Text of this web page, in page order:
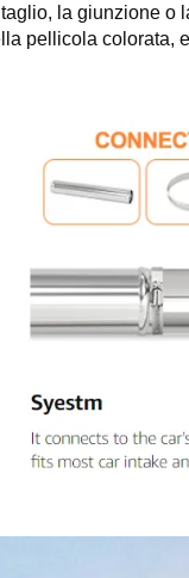
la giunzione o
pellicola colorata,